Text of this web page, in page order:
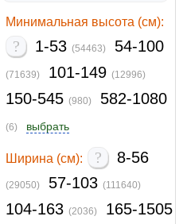
Минимальная высота (см):
? 1-53 (54463) 54-100
(71639) 101-149 (12996)
150-545 (980) 582-1080
(6) выбрать
Ширина (см): ? 8-56
(29050) 57-103 (111640)
104-163 (2036) 165-1505